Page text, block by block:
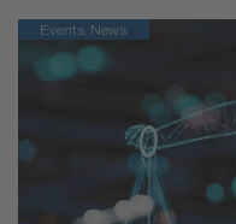
Events, News